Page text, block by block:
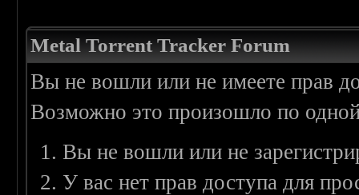
Metal Torrent Tracker Forum
Вы не вошли или не имеете прав
Возможно это произошло по
Вы не вошли или не
У вас нет прав доступа для